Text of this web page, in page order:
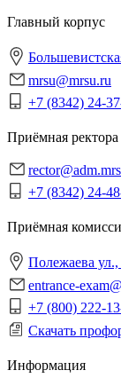
Главный корпус
mrsu@mrsu.ru
+7 (8342) 24-
Приёмная ректора
+7 (8342) 24-
Приёмная
Полежаева ул.,
entrance-
+7 (800) 222-
Скачать
Информация